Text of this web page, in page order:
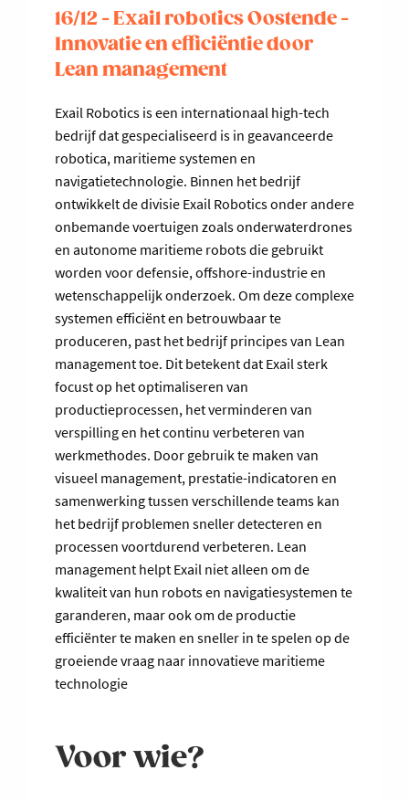
16/12 - Exail robotics Oostende -
Innovatie en efficiëntie door
Lean management
Exail Robotics is een internationaal high-tech
bedrijf dat gespecialiseerd is in geavanceerde
robotica, maritieme systemen en
navigatietechnologie. Binnen het bedrijf
ontwikkelt de divisie Exail Robotics onder andere
onbemande voertuigen zoals onderwaterdrones
en autonome maritieme robots die gebruikt
worden voor defensie, offshore-industrie en
wetenschappelijk onderzoek. Om deze complexe
systemen efficiënt en betrouwbaar te
produceren, past het bedrijf principes van Lean
management toe. Dit betekent dat Exail sterk
focust op het optimaliseren van
productieprocessen, het verminderen van
verspilling en het continu verbeteren van
werkmethodes. Door gebruik te maken van
visueel management, prestatie-indicatoren en
samenwerking tussen verschillende teams kan
het bedrijf problemen sneller detecteren en
processen voortdurend verbeteren. Lean
management helpt Exail niet alleen om de
kwaliteit van hun robots en navigatiesystemen te
garanderen, maar ook om de productie
efficiënter te maken en sneller in te spelen op de
groeiende vraag naar innovatieve maritieme
technologie
Voor wie?